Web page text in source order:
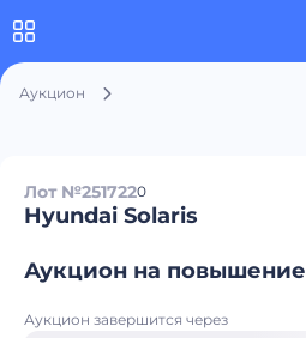
Аукцион
Лот №2517220
Hyundai Solaris
Аукцион на повышение
Аукцион завершится через